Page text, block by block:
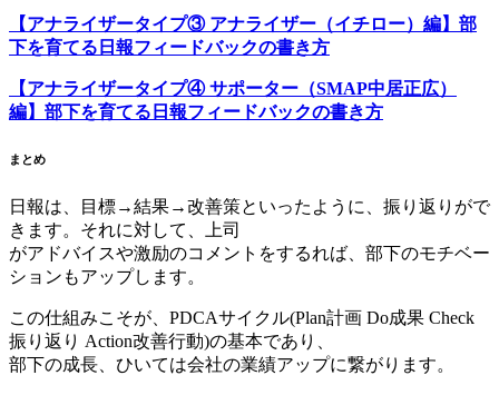
【アナライザータイプ③ アナライザー（イチロー）編】部
下を育てる日報フィードバックの書き方
【アナライザータイプ④ サポーター（SMAP中居正広）
編】部下を育てる日報フィードバックの書き方
まとめ
日報は、目標→結果→改善策といったように、振り返りがで
きます。それに対して、上司
がアドバイスや激励のコメントをするれば、部下のモチベー
ションもアップします。
この仕組みこそが、PDCAサイクル(Plan計画 Do成果 Check
振り返り Action改善行動)の基本であり、
部下の成長、ひいては会社の業績アップに繋がります。